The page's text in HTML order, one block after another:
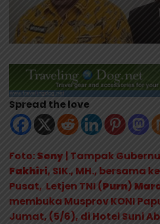
Spread the love
Foto:Sony| Tampak
Fakhiri, SIK., MH., bersama
Pusat, Letjen TNI (Purn)
membuka Musprov KONI
Jumat, (5/6), di Hotel Suni